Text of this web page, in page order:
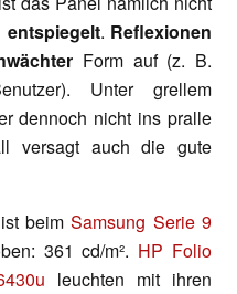
entspiegelt. Reflexionen
Form auf (z. B.
Unter grellem
dennoch nicht ins pralle
versagt auch die gute
beimSamsung Serie 9
361 cd/m². HP Folio
leuchten mit ihren